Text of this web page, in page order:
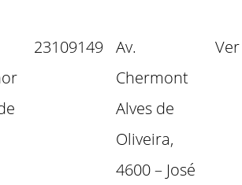
23109149
Av.
Chermont
Alves de
Oliveira,
4600 – José
Ver